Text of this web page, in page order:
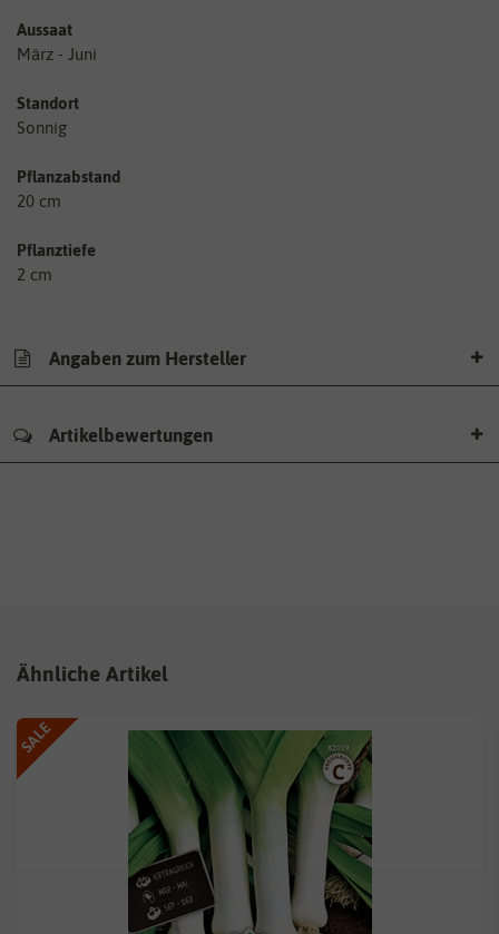
Aussaat
März - Juni
Standort
Sonnig
Pflanzabstand
20 cm
Pflanztiefe
2 cm
Angaben zum Hersteller
Artikelbewertungen
Ähnliche Artikel
SALE